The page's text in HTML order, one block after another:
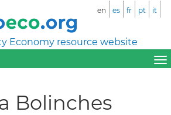
Economy resource website
en es fr pt it
Bolinches